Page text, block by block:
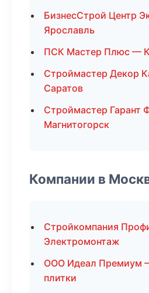
БизнесСтрой Центр
Ярославль
ПСК Мастер Плюс —
Строймастер Декор
Саратов
Строймастер Гарант
Магнитогорск
Компании в
Стройкомпания
Электромонтаж
ООО Идеал Премиум
плитки